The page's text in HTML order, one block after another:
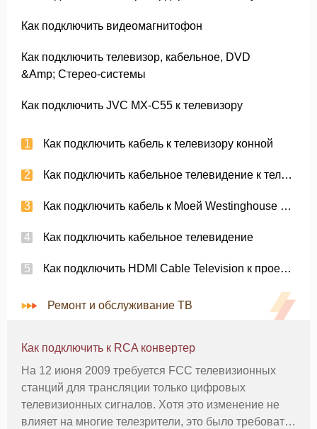
Как подключить видеомагнитофон
Как подключить телевизор, кабельное, DVD
&Amp; Стерео-системы
Как подключить JVC MX-C55 к телевизору
Как подключить кабель к телевизору конной
Как подключить кабельное телевидение к телевизору JVC
Как подключить кабель к Моей Westinghouse LED TV
Как подключить кабельное телевидение
Как подключить HDMI Cable Television к проектору
Ремонт и обслуживание ТВ
Как подключить к RCA конвертер
На 12 июня 2009 требуется FCC телевизионных
станций для трансляции только цифровых
телевизионных сигналов. Хотя это изменение не
влияет на многие телезрители, это было требовать